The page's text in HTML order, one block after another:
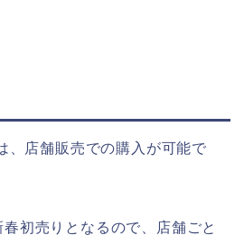
、店舗販売での購入が可能で
初売りとなるので、店舗ごと